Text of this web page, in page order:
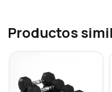
Productos